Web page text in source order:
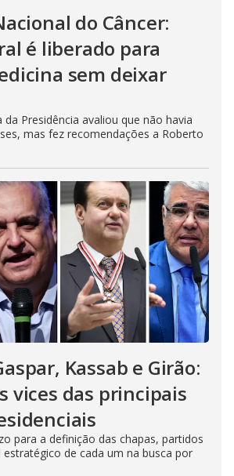
do Câncer:
é liberado para
sem deixar
da Presidência avaliou que não havia
mas fez recomendações a Roberto
Kassab e Girão:
vices das principais
para a definição das chapas, partidos
de cada um na busca por